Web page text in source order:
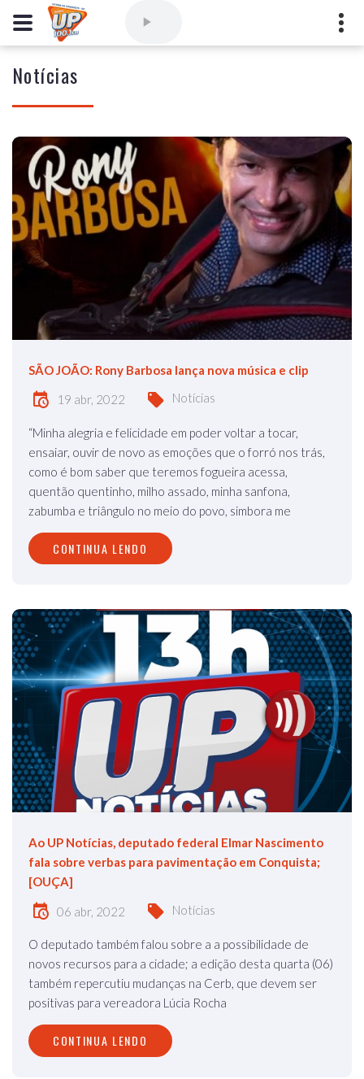
marioborim@radioupconquista.com.br
Notícias
SÃO JOÃO: Rony Barbosa lança nova música e clip
19 abr, 2022 Notícias
“Minha alegria e felicidade em poder voltar a tocar,
ensaiar, ouvir de novo as emoções que o forró nos trás,
como é bom saber que teremos fogueira acessa,
quentão quentinho, milho assado, minha sanfona,
zabumba e triângulo no meio do povo, simbora me
CONTINUA LENDO
Ao UP Notícias, deputado federal Elmar Nascimento
fala sobre verbas para pavimentação em Conquista;
[OUÇA]
06 abr, 2022 Notícias
O deputado também falou sobre a a possibilidade de
novos recursos para a cidade; a edição desta quarta (06)
também repercutiu mudanças na Cerb, que devem ser
positivas para vereadora Lúcia Rocha
CONTINUA LENDO